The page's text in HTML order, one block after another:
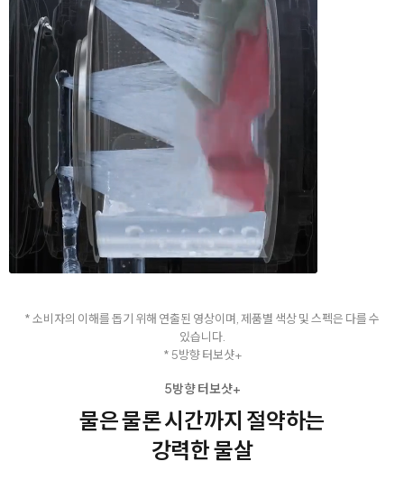
* 소비자의 이해를 돕기 위해 연출된 영상이며, 제품별 색상 및 스펙은 다를 수
있습니다.
* 5방향 터보샷+
5방향 터보샷+
물은 물론 시간까지 절약하는
강력한 물살